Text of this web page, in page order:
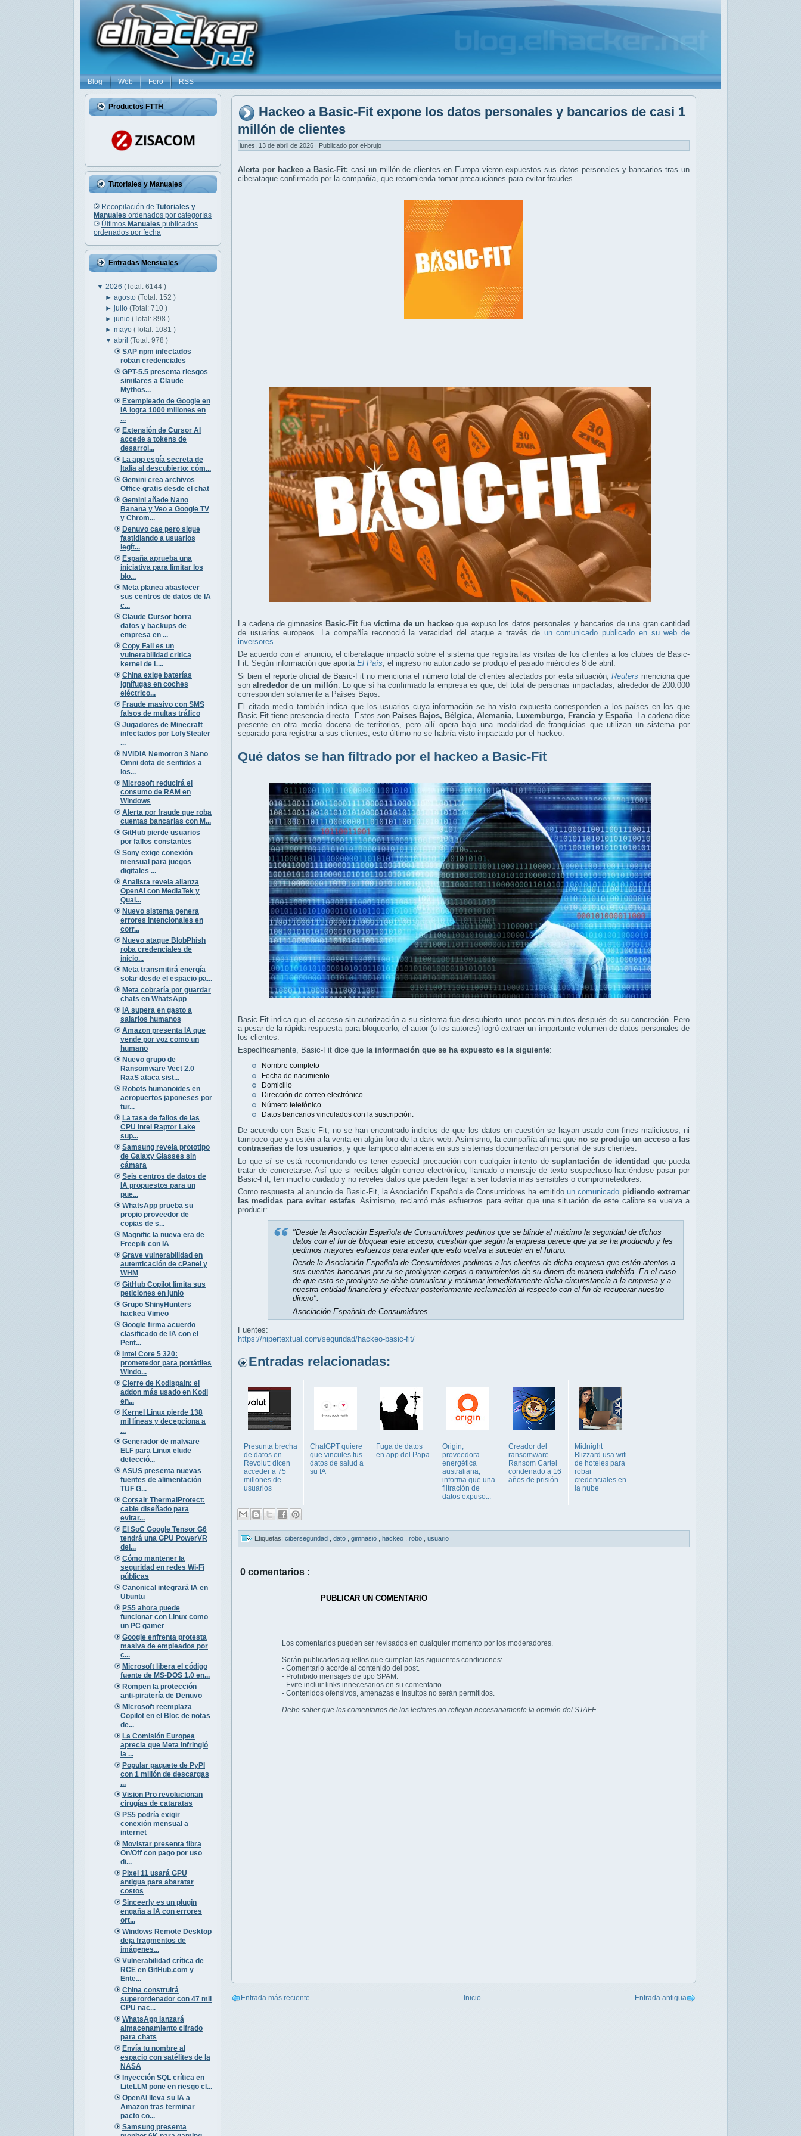
Blog Web Foro RSS
Productos FTTH
Tutoriales y Manuales
Recopilación de Tutoriales y
Manuales ordenados por categorías
Últimos Manuales publicados
ordenados por fecha
Entradas Mensuales
▼ 2026 (Total: 6144 )
►agosto(Total: 152 )
►julio(Total: 710 )
►junio(Total: 898 )
►mayo(Total: 1081 )
▼abril(Total: 978 )
SAP npm infectados
roban credenciales
GPT-5.5 presenta riesgos
similares a Claude
Mythos...
Exempleado de Google en
IA logra 1000 millones en
...
Extensión de Cursor AI
accede a tokens de
desarrol...
La app espía secreta de
Italia al descubierto: cóm...
Gemini crea archivos
Office gratis desde el chat
Gemini añade Nano
Banana y Veo a Google TV
y Chrom...
Denuvo cae pero sigue
fastidiando a usuarios
legít...
España aprueba una
iniciativa para limitar los
blo...
Meta planea abastecer
sus centros de datos de IA
c...
Claude Cursor borra
datos y backups de
empresa en ...
Copy Fail es un
vulnerabilidad critica
kernel de L...
China exige baterías
ignífugas en coches
eléctrico...
Fraude masivo con SMS
falsos de multas tráfico
Jugadores de Minecraft
infectados por LofyStealer
...
NVIDIA Nemotron 3 Nano
Omni dota de sentidos a
los...
Microsoft reducirá el
consumo de RAM en
Windows
Alerta por fraude que roba
cuentas bancarias con M...
GitHub pierde usuarios
por fallos constantes
Sony exige conexión
mensual para juegos
digitales ...
Analista revela alianza
OpenAI con MediaTek y
Qual...
Nuevo sistema genera
errores intencionales en
corr...
Nuevo ataque BlobPhish
roba credenciales de
inicio...
Meta transmitirá energía
solar desde el espacio pa...
Meta cobraría por guardar
chats en WhatsApp
IA supera en gasto a
salarios humanos
Amazon presenta IA que
vende por voz como un
humano
Nuevo grupo de
Ransomware Vect 2.0
RaaS ataca sist...
Robots humanoides en
aeropuertos japoneses por
tur...
La tasa de fallos de las
CPU Intel Raptor Lake
sup...
Samsung revela prototipo
de Galaxy Glasses sin
cámara
Seis centros de datos de
IA propuestos para un
pue...
WhatsApp prueba su
propio proveedor de
copias de s...
Magnific la nueva era de
Freepik con IA
Grave vulnerabilidad en
autenticación de cPanel y
WHM
GitHub Copilot limita sus
peticiones en junio
Grupo ShinyHunters
hackea Vimeo
Google firma acuerdo
clasificado de IA con el
Pent...
Intel Core 5 320:
prometedor para portátiles
Windo...
Cierre de Kodispain: el
addon más usado en Kodi
en...
Kernel Linux pierde 138
mil líneas y decepciona a
...
Generador de malware
ELF para Linux elude
detecció...
ASUS presenta nuevas
fuentes de alimentación
TUF G...
Corsair ThermalProtect:
cable diseñado para
evitar...
El SoC Google Tensor G6
tendrá una GPU PowerVR
del...
Cómo mantener la
seguridad en redes Wi-Fi
públicas
Canonical integrará IA en
Ubuntu
PS5 ahora puede
funcionar con Linux como
un PC gamer
Google enfrenta protesta
masiva de empleados por
c...
Microsoft libera el código
fuente de MS-DOS 1.0 en...
Rompen la protección
anti-piratería de Denuvo
Microsoft reemplaza
Copilot en el Bloc de notas
de...
La Comisión Europea
aprecia que Meta infringió
la ...
Popular paquete de PyPI
con 1 millón de descargas
...
Vision Pro revolucionan
cirugías de cataratas
PS5 podría exigir
conexión mensual a
internet
Movistar presenta fibra
On/Off con pago por uso
di...
Pixel 11 usará GPU
antigua para abaratar
costos
Sinceerly es un plugin
engaña a IA con errores
ort...
Windows Remote Desktop
deja fragmentos de
imágenes...
Vulnerabilidad crítica de
RCE en GitHub.com y
Ente...
China construirá
superordenador con 47 mil
CPU nac...
WhatsApp lanzará
almacenamiento cifrado
para chats
Envía tu nombre al
espacio con satélites de la
NASA
Inyección SQL crítica en
LiteLLM pone en riesgo cl...
OpenAI lleva su IA a
Amazon tras terminar
pacto co...
Samsung presenta
Hackeo a Basic-Fit expone los datos personales y bancarios de casi 1
millón de clientes
lunes, 13 de abril de 2026 | Publicado por el-brujo
Alerta por hackeo a Basic-Fit: casi un millón de clientes en Europa vieron expuestos susdatos personales y bancarios tras un
ciberataque confirmado por la compañía, que recomienda tomar precauciones para evitar fraudes.
La cadena de gimnasios Basic-Fit fue víctima de un hackeoque expuso los datos personales y bancarios de una gran cantidad
de usuarios europeos. La compañía reconoció la veracidad del ataque a través de un comunicado publicado en su web de
inversores
De acuerdo con el anuncio, el ciberataque impactó sobre el sistema que registra las visitas de los clientes a los clubes de Basic-
Fit. Según información que aporta El País, el ingreso no autorizado se produjo el pasado miércoles 8 de abril.
Si bien el reporte oficial de Basic-Fit no menciona el número total de clientes afectados por esta situación,Reuters menciona que
sonalrededor de un millón. Lo que sí ha confirmado la empresa es que, del total de personas impactadas, alrededor de 200.000
corresponden solamente a Países Bajos.
El citado medio también indica que los usuarios cuya información se ha visto expuesta corresponden a los países en los que
Basic-Fit tiene presencia directa. Estos son Países Bajos, Bélgica, Alemania, Luxemburgo, Francia y España. La cadena dice
presente en otra media docena de territorios, pero allí opera bajo una modalidad de franquicias que utilizan un sistema por
separado para registrar a sus clientes; esto último no se habría visto impactado por el hackeo.
Qué datos se han filtrado por el hackeo a Basic-Fit
Basic-Fit indica que el acceso sin autorización a su sistema fue descubierto unos pocos minutos después de su concreción. Pero
a pesar de la rápida respuesta para bloquearlo, el autor (o los autores) logró extraer un importante volumen de datos personales de
los clientes.
Específicamente, Basic-Fit dice que la información que se ha expuesto es la siguiente:
Nombre completo
Fecha de nacimiento
Domicilio
Dirección de correo electrónico
Número telefónico
Datos bancarios vinculados con la suscripción.
De acuerdo con Basic-Fit, no se han encontrado indicios de que los datos en cuestión se hayan usado con fines maliciosos, ni
tampoco que ya estén a la venta en algún foro de la dark web. Asimismo, la compañía afirma que no se produjo un acceso a las
contraseñas de los usuarios, y que tampoco almacena en sus sistemas documentación personal de sus clientes.
Lo que sí se está recomendando es tener especial precaución con cualquier intento de suplantación de identidad que pueda
tratar de concretarse. Así que si recibes algún correo electrónico, llamado o mensaje de texto sospechoso haciéndose pasar por
Basic-Fit, ten mucho cuidado y no reveles datos que pueden llegar a ser todavía más sensibles o comprometedores.
Como respuesta al anuncio de Basic-Fit, la Asociación Española de Consumidores ha emitidoun comunicado pidiendo extremar
las medidas para evitar estafas. Asimismo, reclamó más esfuerzos para evitar que una situación de este calibre se vuelva a
producir:
"Desde la Asociación Española de Consumidores pedimos que se blinde al máximo la seguridad de dichos
datos con el fin de bloquear este acceso, cuestión que según la empresa parece que ya se ha producido y les
pedimos mayores esfuerzos para evitar que esto vuelva a suceder en el futuro.
Desde la Asociación Española de Consumidores pedimos a los clientes de dicha empresa que estén atentos a
sus cuentas bancarias por si se produjeran cargos o movimientos de su dinero de manera indebida. En el caso
de que esto se produjera se debe comunicar y reclamar inmediatamente dicha circunstancia a la empresa y a
nuestra entidad financiera y efectuar posteriormente reclamación al respecto con el fin de recuperar nuestro
dinero".
Asociación Española de Consumidores.
Fuentes:
https://hipertextual.com/seguridad/hackeo-basic-fit/
Entradas relacionadas:
Presunta brecha
de datos en
Revolut: dicen
acceder a 75
millones de
usuarios
ChatGPT quiere
que vincules tus
datos de salud a
su IA
Fuga de datos
en app del Papa
Origin,
proveedora
energética
australiana,
informa que una
filtración de
datos expuso...
Creador del
ransomware
Ransom Cartel
condenado a 16
años de prisión
Midnight
Blizzard usa wifi
de hoteles para
robar
credenciales en
la nube
Etiquetas: ciberseguridad dato gimnasio hackeo robo usuario
0 comentarios :
PUBLICAR UN COMENTARIO
Los comentarios pueden ser revisados en cualquier momento por los moderadores.
Serán publicados aquellos que cumplan las siguientes condiciones:
- Comentario acorde al contenido del post.
- Prohibido mensajes de tipo SPAM.
- Evite incluir links innecesarios en su comentario.
- Contenidos ofensivos, amenazas e insultos no serán permitidos.
Debe saber que los comentarios de los lectores no reflejan necesariamente la opinión del STAFF.
Entrada más reciente Entrada antigua
Inicio